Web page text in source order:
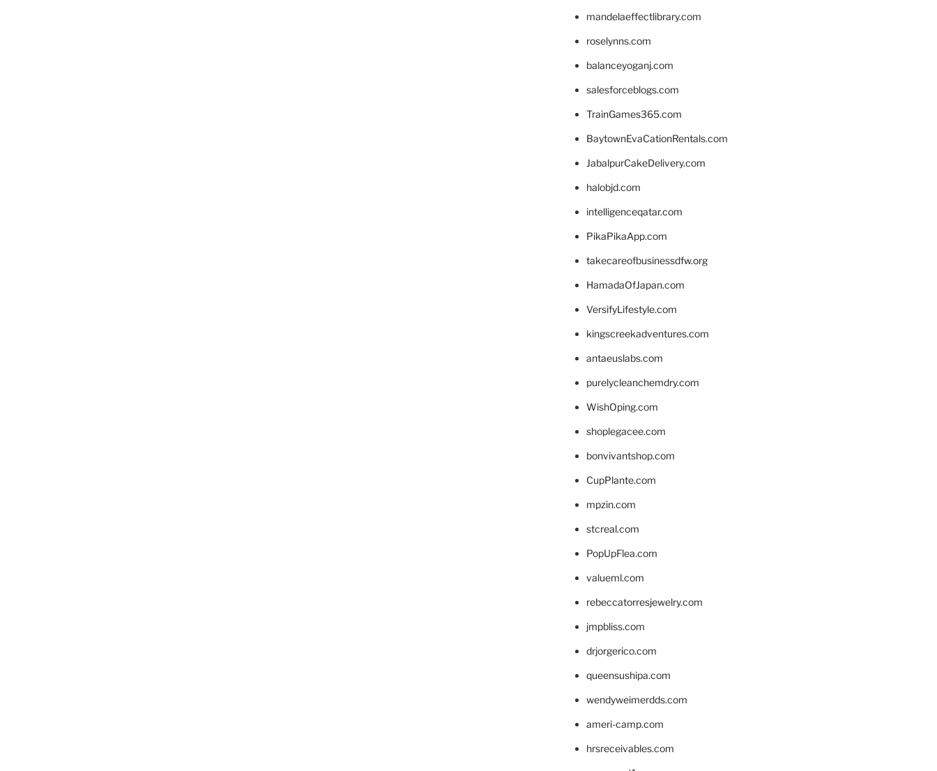
mandelaeffectlibrary.com
roselynns.com
balanceyoganj.com
salesforceblogs.com
TrainGames365.com
BaytownEvaCationRentals.com
JabalpurCakeDelivery.com
halobjd.com
intelligenceqatar.com
PikaPikaApp.com
takecareofbusinessdfw.org
HamadaOfJapan.com
VersifyLifestyle.com
kingscreekadventures.com
antaeuslabs.com
purelycleanchemdry.com
WishOping.com
shoplegacee.com
bonvivantshop.com
CupPlante.com
mpzin.com
stcreal.com
PopUpFlea.com
valueml.com
rebeccatorresjewelry.com
jmpbliss.com
drjorgerico.com
queensushipa.com
wendyweimerdds.com
ameri-camp.com
hrsreceivables.com